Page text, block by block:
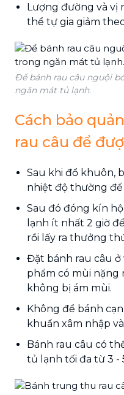
Lượng đường và vị
thể tự gia giảm
Để bánh rau câu nguội
ngăn mát tủ lạnh.
Cách bảo
rau câu để
Sau khi đổ khuôn,
nhiệt độ thường
Sau đó đóng kín
lạnh ít nhất 2 giờ
rồi lấy ra thưởng
Đặt bánh rau câu
phẩm có mùi nặng
không bị ám mùi.
Không để bánh
khuẩn xâm nhập
Bánh rau câu có
tủ lạnh tối đa từ 3 -